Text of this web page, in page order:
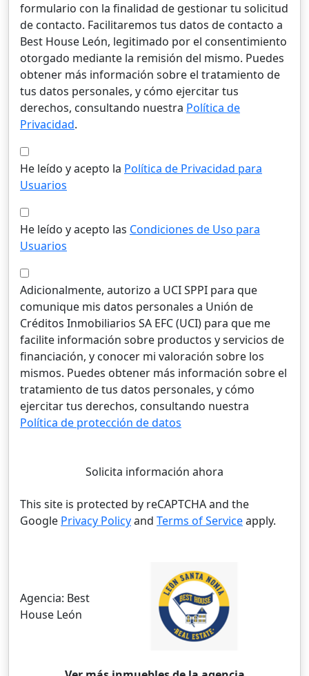
formulario con la finalidad de gestionar tu solicitud
de contacto. Facilitaremos tus datos de contacto a
Best House León, legitimado por el consentimiento
otorgado mediante la remisión del mismo. Puedes
obtener más información sobre el tratamiento de
tus datos personales, y cómo ejercitar tus
derechos, consultando nuestra Política de
Privacidad.
He leído y acepto la Política de Privacidad para
Usuarios
He leído y acepto las Condiciones de Uso para
Usuarios
Adicionalmente, autorizo a UCI SPPI para que
comunique mis datos personales a Unión de
Créditos Inmobiliarios SA EFC (UCI) para que me
facilite información sobre productos y servicios de
financiación, y conocer mi valoración sobre los
mismos. Puedes obtener más información sobre el
tratamiento de tus datos personales, y cómo
ejercitar tus derechos, consultando nuestra
Política de protección de datos
Solicita información ahora
This site is protected by reCAPTCHA and the
Google Privacy Policyand Terms of Serviceapply.
Agencia: Best
House León